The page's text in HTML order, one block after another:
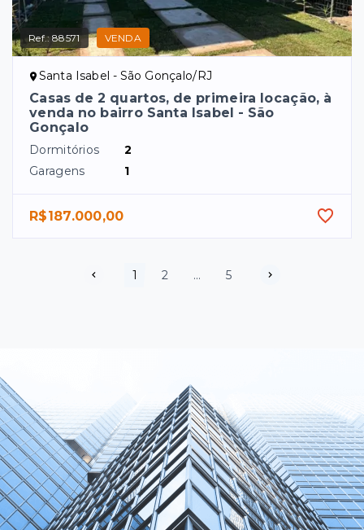
Ref.:88571 VENDA
Santa Isabel - São Gonçalo/RJ
Casas de 2 quartos, de primeira locação, à
venda no bairro Santa Isabel - São
Gonçalo
Dormitórios
2
Garagens
1
R$187.000,00
1 2 ... 5